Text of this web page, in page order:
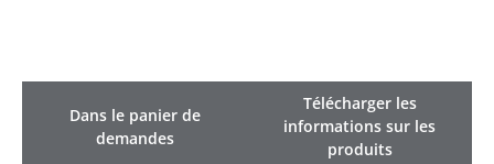
Dans le panier de
demandes
Télécharger les
informations sur les
produits